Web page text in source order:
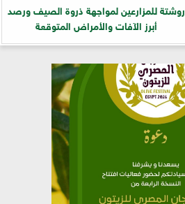
روشتة للمزارعين لمواجهة ذروة الصيف ورصد
أبرز الآفات والأمراض المتوقعة